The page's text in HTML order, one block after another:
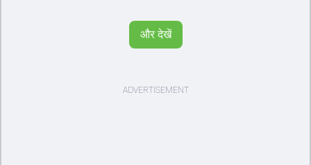
सीरीज खेलेंगे। वहीं, विराट कोहली लंदन रवाना हो गए हैं और अगली वनडे सीरीज में
और देखें